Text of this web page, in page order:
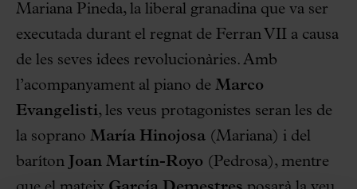
Mariana Pineda, la liberal granadina que va ser
executada durant el regnat de Ferran VII a causa
de les seves idees revolucionàries. Amb
l’acompanyament al piano de Marco
Evangelisti, les veus protagonistes seran les de
la soprano María Hinojosa (Mariana) i del
baríton
Joan Martín-Royo (Pedrosa), mentre